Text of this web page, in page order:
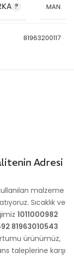
MAN
81963200117
Adresi
malzeme
Sıcaklık ve
1011000982
81963010543
ürünümüz,
taleplerine karşı